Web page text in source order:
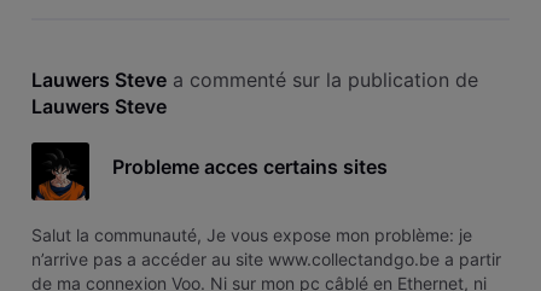
Lauwers Steve a commenté sur la publication de
Lauwers Steve
Probleme acces certains sites
Salut la communauté, Je vous expose mon problème: je
n’arrive pas a accéder au site www.collectandgo.be a partir
de ma connexion Voo. Ni sur mon pc câblé en Ethernet, ni